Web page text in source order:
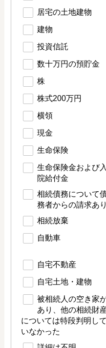
居宅の土地建物
建物
投資信託
数十万円の預貯金
株
株式200万円
横領
現金
生命保険
生命保険金および入
院給付金
相続債務について
務者からの請求あり
相続放棄
自動車
自宅不動産
自宅土地・建物
被相続人の空き家
あり、他の相続財
については特段判明して
いなかった